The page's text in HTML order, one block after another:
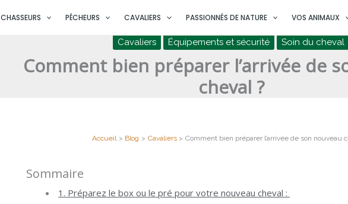
CHASSEURS PÊCHEURS CAVALIERS PASSIONNÉS DE NATURE VOS ANIMAUX
Cavaliers Équipements et sécurité Soin du cheval
Comment bien préparer l’arrivée de
cheval ?
Accueil Blog Cavaliers Comment bien préparer l’arrivée de son nouveau
Sommaire
1. Préparez le box ou le pré pour votre nouveau cheval :